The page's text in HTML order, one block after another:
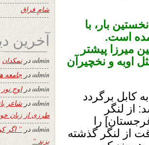
بار، با
است.
پیشتر
اوبه و نخچیرآن
کابل برگردد
از لنگر
را
از لنگر گذشته
شامِ فراق
آخرین
adminدرنمکدان
adminدر جامعه
adminدراوجِ نور
adminدر شاعر
طرزی از زبان
adminدر ” اگر
بزند “